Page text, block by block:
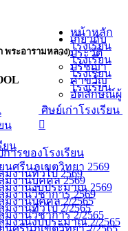
พระอารามหลวง)
ศิษย์เก่าโรงเรียน
หน้าหลัก
เกี่ยวกับ
โรงเรียน
ประวัติ
โรงเรียน
ปรัชญา
โรงเรียน
คำขวัญ
โรงเรียน
อัตลักษณ์ผู้
น
ยน
ารของโรงเรียน
นศรีนภเขตวิทยา 2569
งานทั่วไป 2569
มงานบุคคล 2569
มงานงบประมาณ 2569
งานวิชาการ 2569
มงานบุคคล 2/2565
งานทั่วไป 2/2565
งานวิชาการ 2/2565
มงานงบประมาณ 2/2565
นศรีนภเขตวิทยา 2/2565